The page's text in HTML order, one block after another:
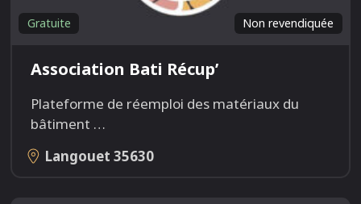
Non revendiquée
Gratuite
Association Bati Récup’
Plateforme de réemploi des matériaux du
bâtiment …
Langouet 35630